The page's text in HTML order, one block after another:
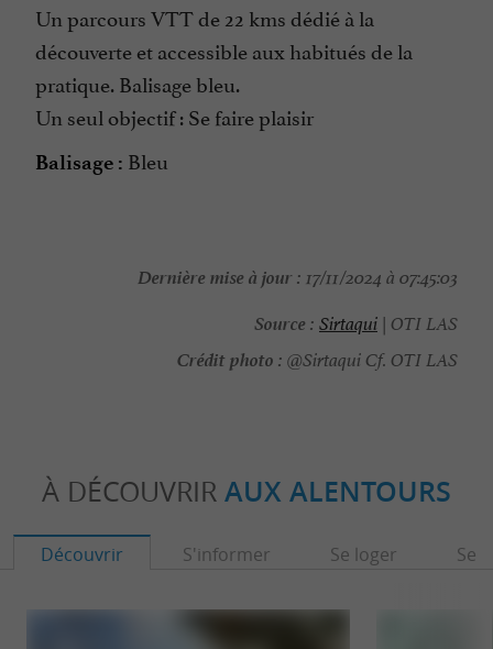
Un parcours VTT de 22 kms dédié à la
découverte et accessible aux habitués de la
pratique. Balisage bleu.
Un seul objectif : Se faire plaisir
Balisage : Bleu
Dernière mise à jour : 17/11/2024 à 07:45:03
Source : Sirtaqui | OTI LAS
Crédit photo : @Sirtaqui Cf. OTI LAS
À DÉCOUVRIR AUX ALENTOURS
Découvrir S'informer Se loger Se